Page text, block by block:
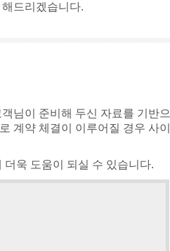
드리겠습니다.
님이 준비해 두신 자료를 기반으
계약 체결이 이루어질 경우 사이
욱 도움이 되실 수 있습니다.